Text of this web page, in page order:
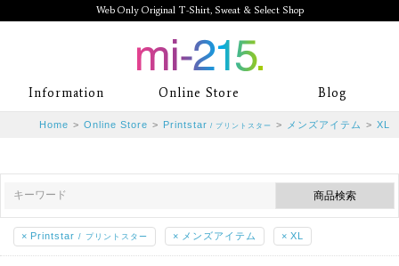
Web Only Original T-Shirt, Sweat & Select Shop
mi-215. Web Only Original T-Shirt,
Sweat & Select Shop mi-215. Tシャ
ランド専門通販
Information Online Store Blog
Home > Online Store > Printstar / プリントスター > メンズアイテム > XL
× Printstar / プリントスター × メンズアイテム × XL